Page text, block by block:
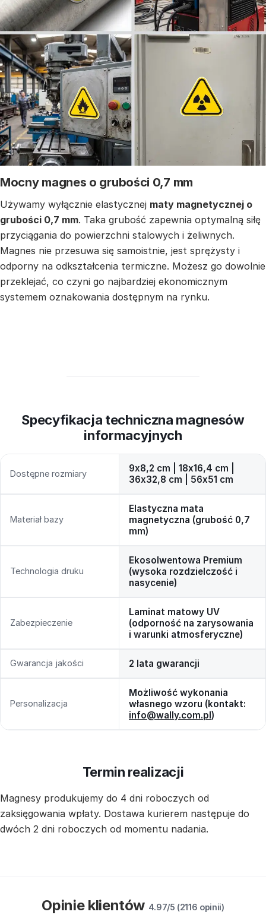
Mocny magnes o grubości 0,7 mm
Używamy wyłącznie elastycznej maty magnetycznej o
grubości 0,7 mm. Taka grubość zapewnia optymalną siłę
przyciągania do powierzchni stalowych i żeliwnych.
Magnes nie przesuwa się samoistnie, jest sprężysty i
odporny na odkształcenia termiczne. Możesz go dowolnie
przeklejać, co czyni go najbardziej ekonomicznym
systemem oznakowania dostępnym na rynku.
Specyfikacja techniczna magnesów
informacyjnych
Dostępne rozmiary
9x8,2 cm | 18x16,4 cm |
36x32,8 cm | 56x51 cm
Materiał bazy
Elastyczna mata
magnetyczna (grubość 0,7
mm)
Technologia druku
Ekosolwentowa Premium
(wysoka rozdzielczość i
nasycenie)
Zabezpieczenie
Laminat matowy UV
(odporność na zarysowania
i warunki atmosferyczne)
Gwarancja jakości 2 lata gwarancji
Personalizacja
Możliwość wykonania
własnego wzoru (kontakt:
info@wally.com.pl)
Termin realizacji
Magnesy produkujemy do 4 dni roboczych od
zaksięgowania wpłaty. Dostawa kurierem następuje do
dwóch 2 dni roboczych od momentu nadania.
Opinie klientów 4.97/5 (2116 opinii)